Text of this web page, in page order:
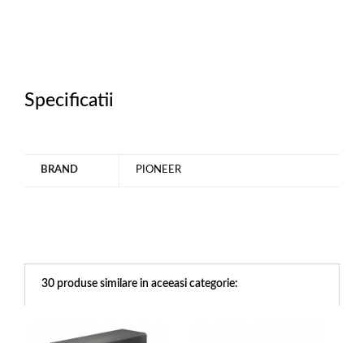
Specificatii
BRAND PIONEER
30 produse similare in aceeasi categorie: